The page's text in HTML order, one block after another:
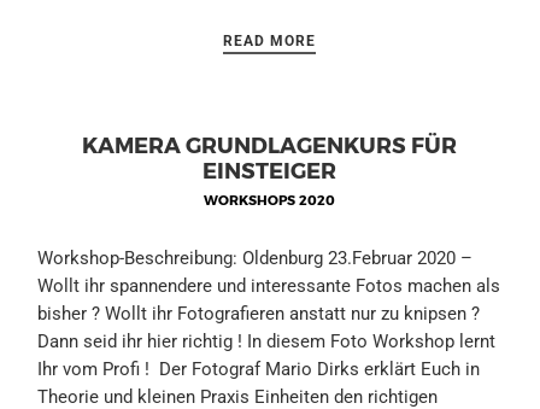
READ MORE
KAMERA GRUNDLAGENKURS FÜR
EINSTEIGER
WORKSHOPS 2020
Workshop-Beschreibung: Oldenburg 23.Februar 2020 –
Wollt ihr spannendere und interessante Fotos machen als
bisher ? Wollt ihr Fotografieren anstatt nur zu knipsen ?
Dann seid ihr hier richtig ! In diesem Foto Workshop lernt
Ihr vom Profi ! Der Fotograf Mario Dirks erklärt Euch in
Theorie und kleinen Praxis Einheiten den richtigen